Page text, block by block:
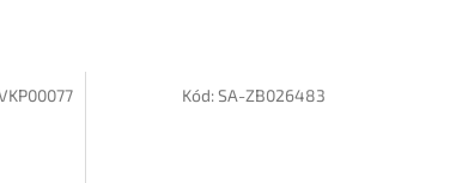
Kód:SA-ZB026483